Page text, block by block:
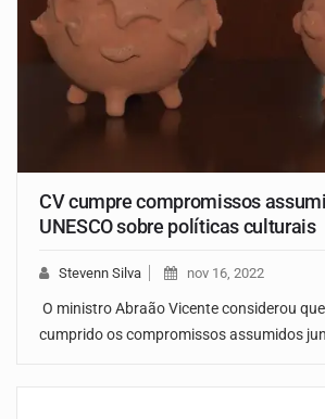
CV cumpre compromissos
UNESCO sobre políticas culturais
Stevenn Silva nov 16, 2022
O ministro Abraão Vicente considerou
cumprido os compromissos assumidos